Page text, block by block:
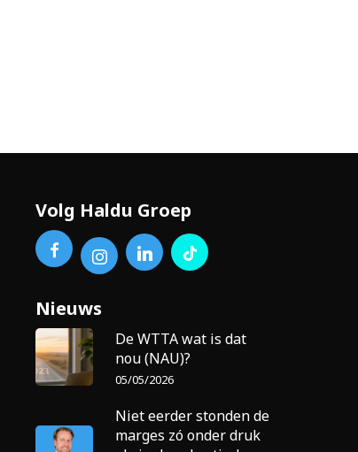
Volg Haldu Groep
Nieuws
De WTTA wat is dat
nou (NAU)?
05/05/2026
Niet eerder stonden de
marges zó onder druk